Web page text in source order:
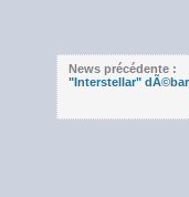
News précédente :
"Interstellar"